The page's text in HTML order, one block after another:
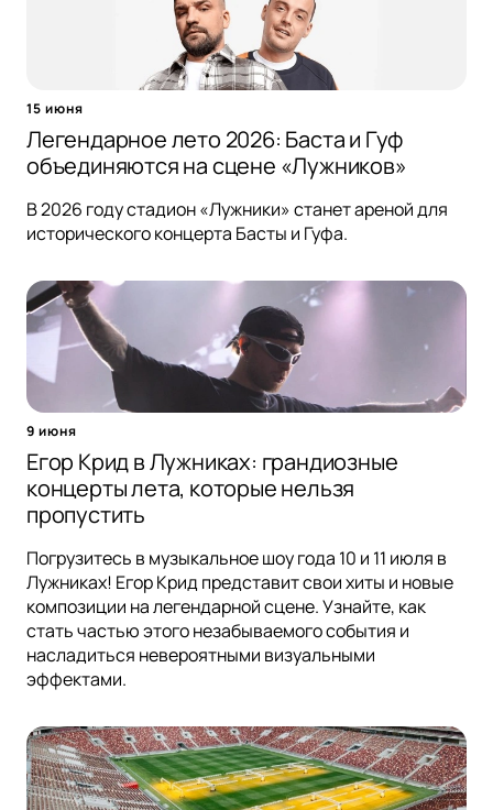
15 июня
Легендарное лето 2026: Баста и Гуф
объединяются на сцене «Лужников»
В 2026 году стадион «Лужники» станет ареной для
исторического концерта Басты и Гуфа.
9 июня
Егор Крид в Лужниках: грандиозные
концерты лета, которые нельзя
пропустить
Погрузитесь в музыкальное шоу года 10 и 11 июля в
Лужниках! Егор Крид представит свои хиты и новые
композиции на легендарной сцене. Узнайте, как
стать частью этого незабываемого события и
насладиться невероятными визуальными
эффектами.